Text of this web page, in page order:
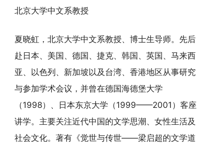
北京大学中文系教授
夏晓虹，北京大学中文系教授、博士生导师。先后
赴日本、美国、德国、捷克、韩国、英国、马来西
亚、以色列、新加坡以及台湾、香港地区从事研究
与参加学术会议，并曾在德国海德堡大学
（1998）、日本东京大学（1999——2001）客座
讲学。主要关注近代中国的文学思潮、女性生活及
社会文化。著有《觉世与传世——梁启超的文学道